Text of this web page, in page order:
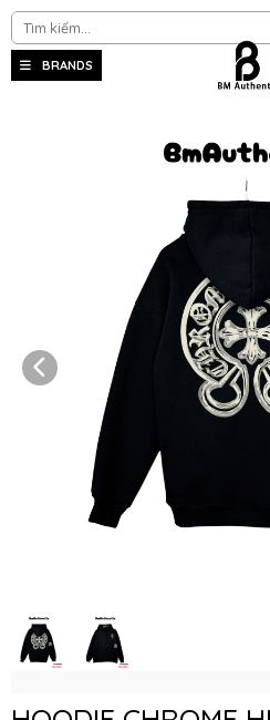
BRANDS